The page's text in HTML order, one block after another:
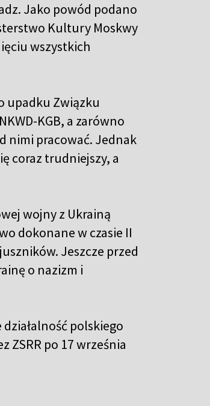
Jako powód podano
Kultury Moskwy
wszystkich
upadku Związku
KGB, a zarówno
nimi pracować. Jednak
coraz trudniejszy, a
wojny z Ukrainą
dokonane w czasie II
Jeszcze przed
o nazizm i
polskiego
ZSRR po 17 września